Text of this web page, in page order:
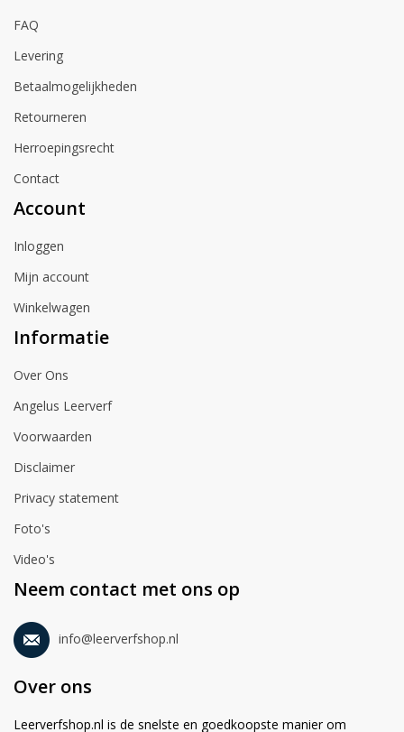
FAQ
Levering
Betaalmogelijkheden
Retourneren
Herroepingsrecht
Contact
Account
Inloggen
Mijn account
Winkelwagen
Informatie
Over Ons
Angelus Leerverf
Voorwaarden
Disclaimer
Privacy statement
Foto's
Video's
Neem contact met ons op
info@leerverfshop.nl
Over ons
Leerverfshop.nl is de snelste en goedkoopste manier om